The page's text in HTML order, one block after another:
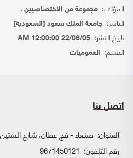
المؤلف: مجموعة من الاختصاصيين .
الناشر: جامعة الملك سعود [السعودية]
تاريخ النشر: 22/06/05 12:00:00 AM
القسم: العموميات
اتصل بنا
العنوان: صنعاء - فج عطان، شارع الستين
رقم التلفون: 9671450121